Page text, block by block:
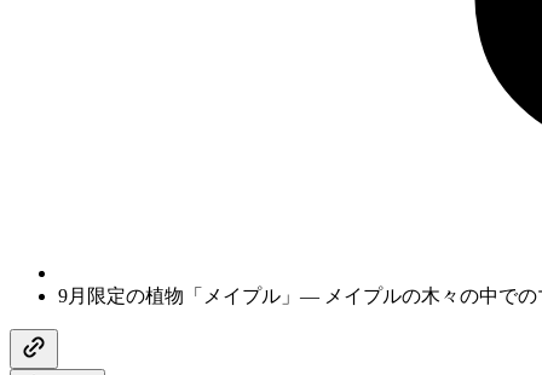
9月限定の植物「メイプル」— メイプルの木々の中で